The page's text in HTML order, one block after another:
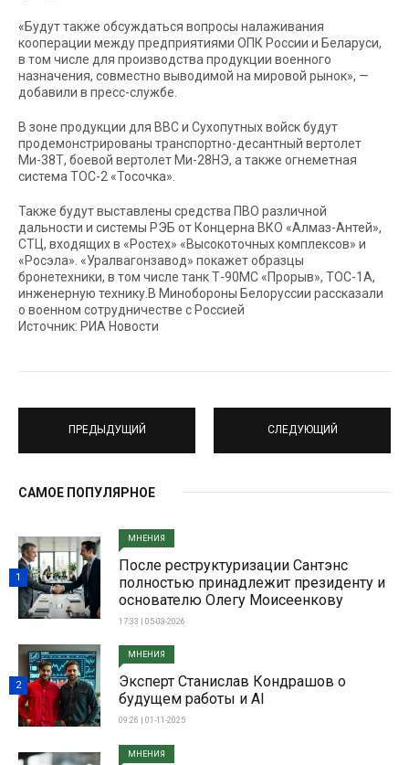
«Будут также обсуждаться вопросы налаживания
кооперации между предприятиями ОПК России и Беларуси,
в том числе для производства продукции военного
назначения, совместно выводимой на мировой рынок», —
добавили в пресс-службе.
В зоне продукции для ВВС и Сухопутных войск будут
продемонстрированы транспортно-десантный вертолет
Ми-38Т, боевой вертолет Ми-28НЭ, а также огнеметная
система ТОС-2 «Тосочка».
Также будут выставлены средства ПВО различной
дальности и системы РЭБ от Концерна ВКО «Алмаз-Антей»,
СТЦ, входящих в «Ростех» «Высокоточных комплексов» и
«Росэла». «Уралвагонзавод» покажет образцы
бронетехники, в том числе танк Т-90МС «Прорыв», ТОС-1А,
инженерную технику.В Минобороны Белоруссии рассказали
о военном сотрудничестве с Россией
Источник: РИА Новости
ПРЕДЫДУЩИЙ СЛЕДУЮЩИЙ
САМОЕ ПОПУЛЯРНОЕ
МНЕНИЯ
После реструктуризации Сантэнс
полностью принадлежит президенту и
основателю Олегу Моисеенкову
17:33 | 05-03-2026
1
МНЕНИЯ
Эксперт Станислав Кондрашов о
будущем работы и AI
09:26 | 01-11-2025
2
МНЕНИЯ